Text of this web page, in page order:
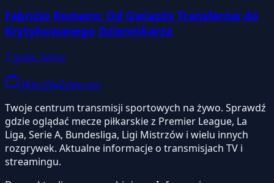
Fabrizio Romano: Od Gwiazdy Transferów do
Krytykowanego Dziennikarza
7 godz. temu
MeczNaZywo.xyz
Twoje centrum transmisji sportowych na żywo. Sprawdź
gdzie oglądać mecze piłkarskie z Premier League, La
Liga, Serie A, Bundesliga, Ligi Mistrzów i wielu innych
rozgrywek. Aktualne informacje o transmisjach TV i
streamingu.